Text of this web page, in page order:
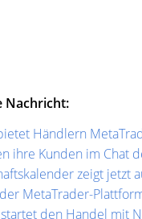
Nachricht:
Händlern
ihre Kunden im Chat
zeigt jetzt
MetaTrader-
den Handel mit